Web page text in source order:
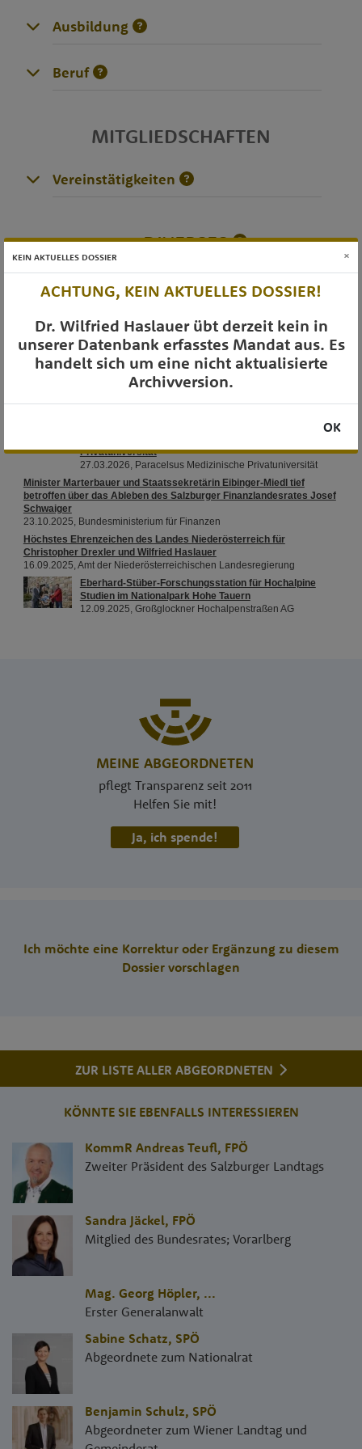
Ausbildung
Beruf
MITGLIEDSCHAFTEN
Vereinstätigkeiten
DIVERSES
MEINE ABGEORDNETEN
pflegt Transparenz seit 2011
Helfen Sie mit!
Ja, ich spende!
Ich möchte eine Korrektur oder Ergänzung zu diesem
Dossier vorschlagen
OTS-AUSSENDUNGEN
ZUR LISTE ALLER ABGEORDNETEN
KÖNNTE SIE EBENFALLS INTERESSIEREN
KommR Andreas Teufl, FPÖ
Zweiter Präsident des Salzburger Landtags
Sandra Jäckel, FPÖ
Mitglied des Bundesrates; Vorarlberg
Mag. Georg Höpler, ...
Erster Generalanwalt
Sabine Schatz, SPÖ
Abgeordnete zum Nationalrat
Benjamin Schulz, SPÖ
Abgeordneter zum Wiener Landtag und
KEIN AKTUELLES DOSSIER ×
ACHTUNG, KEIN AKTUELLES DOSSIER!
Dr. Wilfried Haslauer übt derzeit kein in
unserer Datenbank erfasstes Mandat aus. Es
handelt sich um eine nicht aktualisierte
Archivversion.
OK